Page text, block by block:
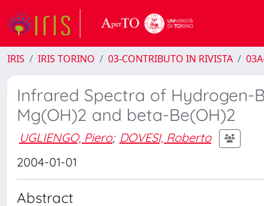
IRIS IRIS TORINO 03-CONTRIBUTO IN RIVISTA
Infrared Spectra of Hydrogen-
Mg(OH)2 and beta-Be(OH)2
UGLIENGO, Piero; DOVESI, Roberto
2004-01-01
Abstract